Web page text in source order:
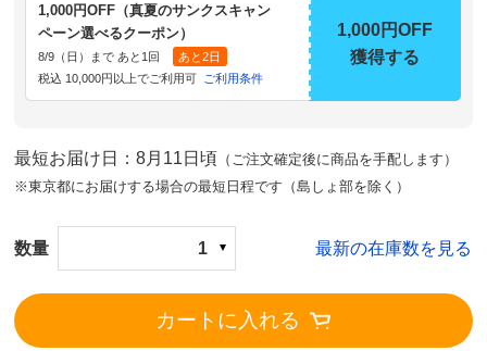
1,000円OFF（真夏のサンクスキャン
ペーン選べるクーポン）
8/9（日）まで あと1回
あと2日
税込 10,000円以上でご利用可 ご利用条件
1,000円OFF
獲得する
最短お届け日：8月11日頃 （ご注文確定後に商品を手配します）
※東京都にお届けする場合の最短日程です（島しょ部を除く）
数量 1 最新の在庫数を見る
カートに入れる